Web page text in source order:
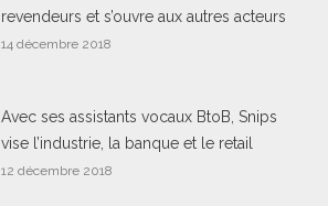
revendeurs et s’ouvre aux autres acteurs
14 décembre 2018
Avec ses assistants vocaux BtoB, Snips
vise l’industrie, la banque et le retail
12 décembre 2018